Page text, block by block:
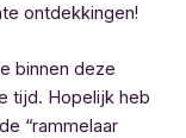
ontdekkingen!
binnen deze
tijd. Hopelijk heb
“rammelaar